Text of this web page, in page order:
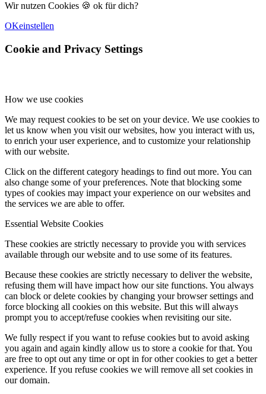
Wir nutzen Cookies 🍪 ok für dich?
OKeinstellen
Cookie and Privacy Settings
How we use cookies
We may request cookies to be set on your device. We use cookies to
let us know when you visit our websites, how you interact with us,
to enrich your user experience, and to customize your relationship
with our website.
Click on the different category headings to find out more. You can
also change some of your preferences. Note that blocking some
types of cookies may impact your experience on our websites and
the services we are able to offer.
Essential Website Cookies
These cookies are strictly necessary to provide you with services
available through our website and to use some of its features.
Because these cookies are strictly necessary to deliver the website,
refusing them will have impact how our site functions. You always
can block or delete cookies by changing your browser settings and
force blocking all cookies on this website. But this will always
prompt you to accept/refuse cookies when revisiting our site.
We fully respect if you want to refuse cookies but to avoid asking
you again and again kindly allow us to store a cookie for that. You
are free to opt out any time or opt in for other cookies to get a better
experience. If you refuse cookies we will remove all set cookies in
our domain.